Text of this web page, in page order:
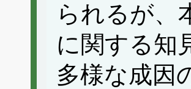
られるが、
に関する知
多様な成因